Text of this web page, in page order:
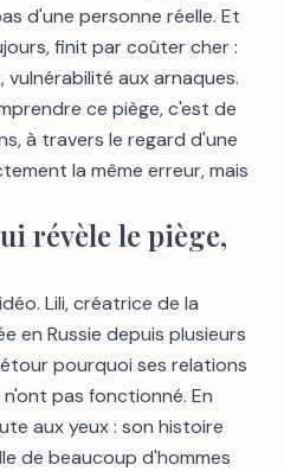
d'une personne réelle. Et
finit par coûter cher :
aux arnaques.
ce piège, c'est de
à travers le regard d'une
la même erreur, mais
révèle le piège,
Lili, créatrice de la
en Russie depuis plusieurs
pourquoi ses relations
pas fonctionné. En
aux yeux : son histoire
de beaucoup d'hommes